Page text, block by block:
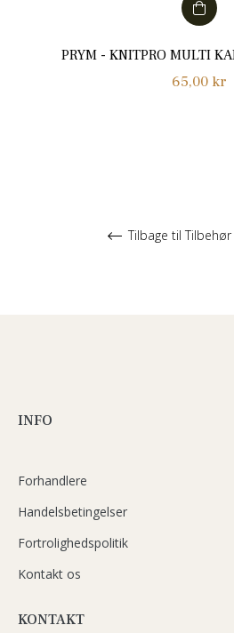
PRYM - KNITPRO MULTI
65,00 kr
Tilbage til
INFO
Forhandlere
Handelsbetingelser
Fortrolighedspolitik
Kontakt os
KONTAKT